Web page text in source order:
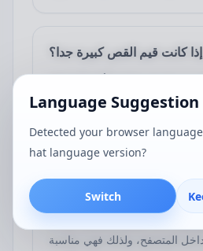
كانت قيم القص كبيرة جدا؟
جدا، فستحاول الأداة الاحتفاظ
صالحة حتى لا تصبح النتيجة غير
ضبط الهوامش بما يتناسب مع
المقاس الفعلي للصور.
إلى الخادم أثناء القص؟
المتصفح، ولذلك فهي مناسبة
Language Suggestion
Detected your browser
hat language version?
Switch